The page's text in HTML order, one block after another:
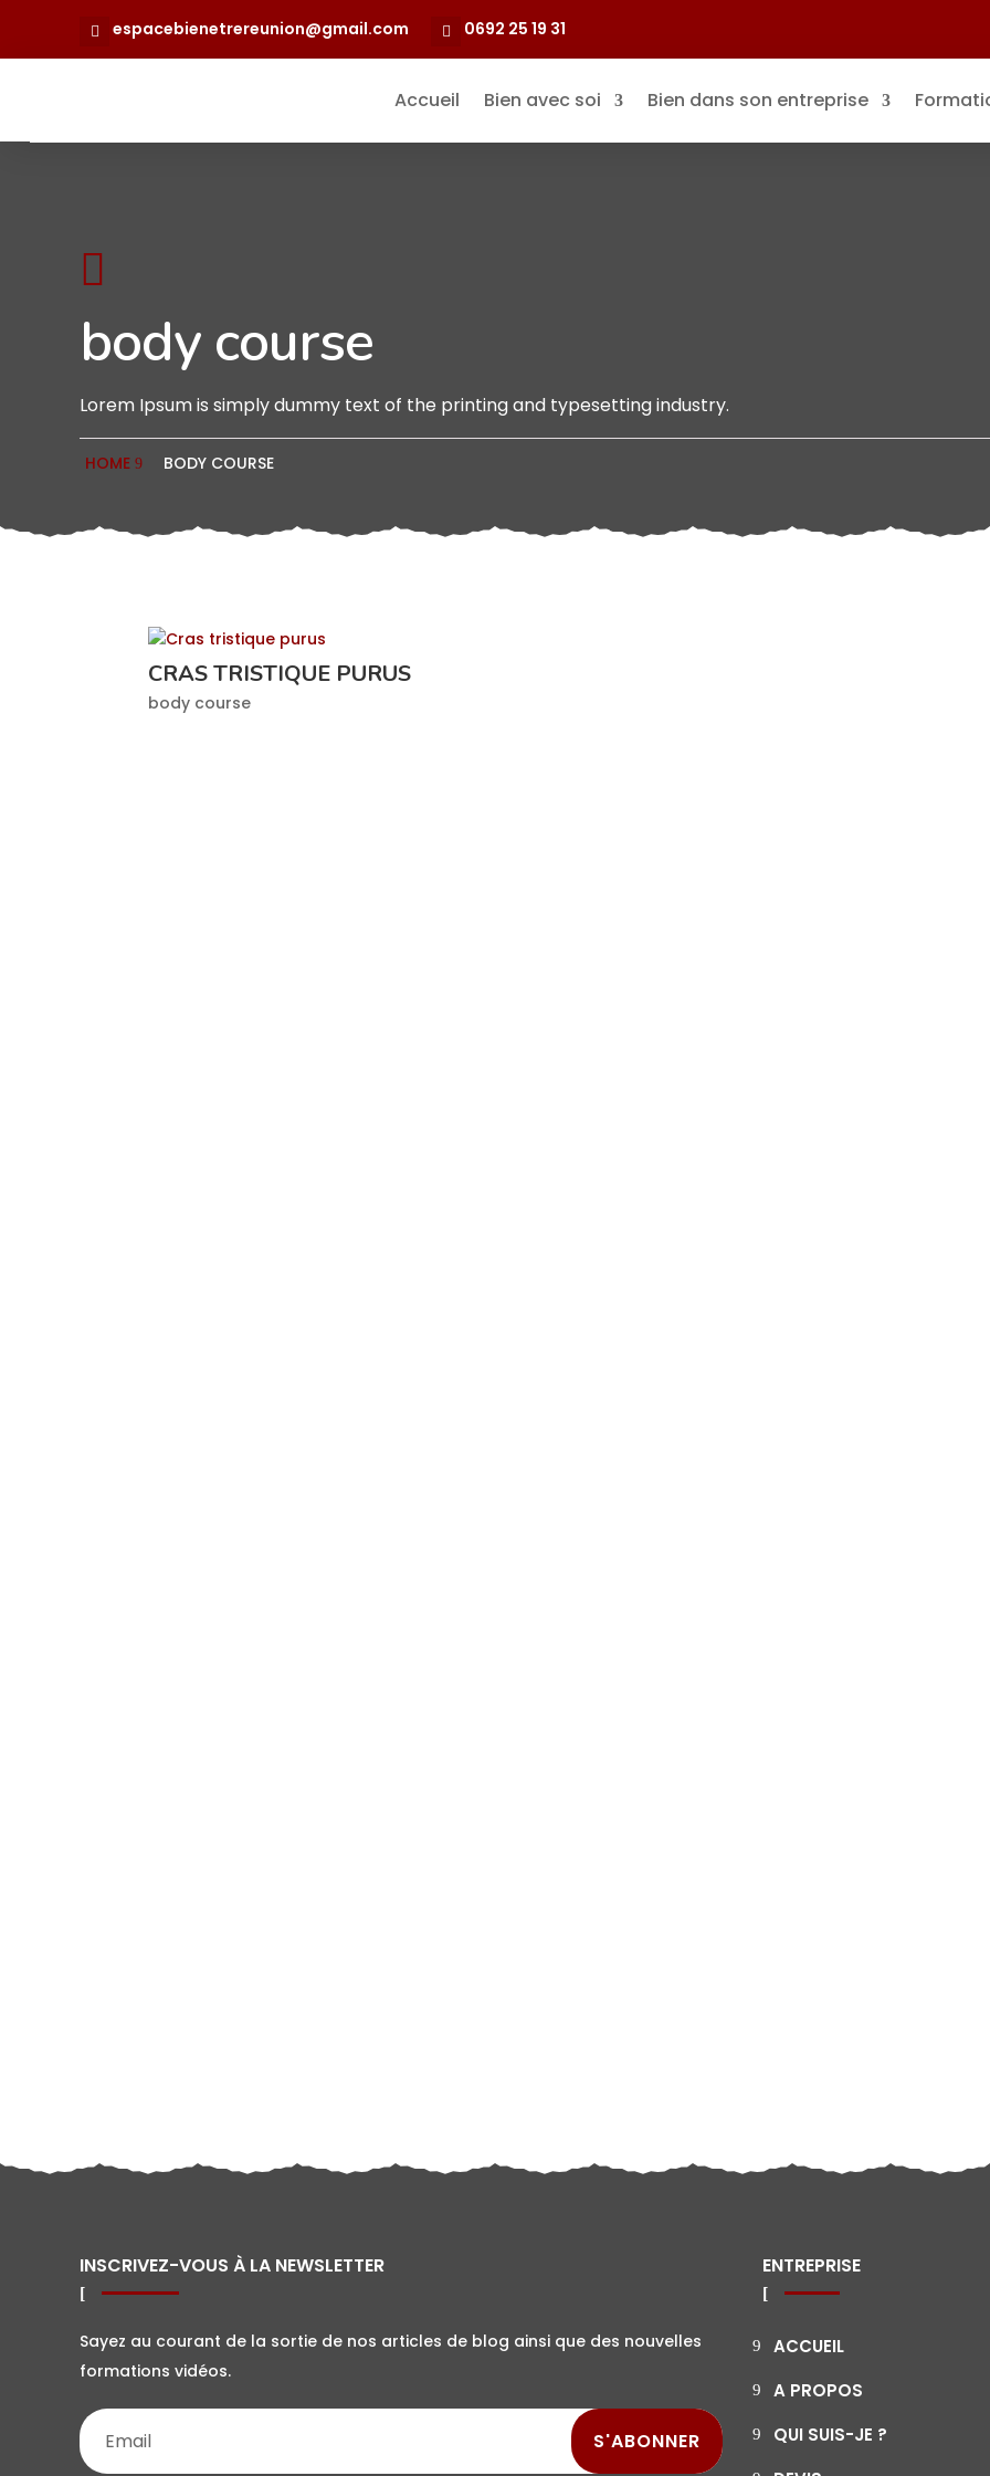
espacebienetrereunion@gmail.com 0692 25 19 31
Accueil Bien avec soi Bien dans son entreprise

body course
Lorem Ipsum is simply dummy text of the printing and typesetting industry.
HOME BODY COURSE
CRAS TRISTIQUE PURUS
body course
INSCRIVEZ-VOUS À LA NEWSLETTER
Sayez au courant de la sortie de nos articles de blog ainsi que des nouvelles
formations vidéos.
S'ABONNER
ENTREPRISE
ACCUEIL
A PROPOS
QUI SUIS-JE ?